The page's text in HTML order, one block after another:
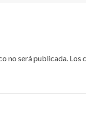
no será publicada. Los